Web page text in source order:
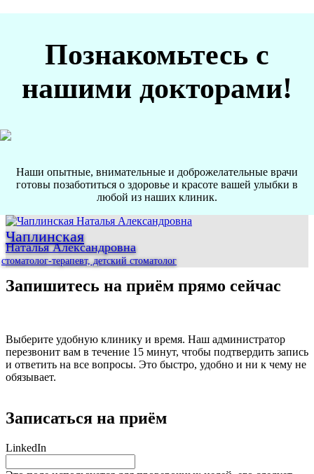
Познакомьтесь с
нашими докторами!
Наши опытные, внимательные и доброжелательные врачи
готовы позаботиться о здоровье и красоте вашей улыбки в
любой из наших клиник.
Чаплинская
Наталья Александровна
стоматолог-терапевт, детский стоматолог
Запишитесь на приём прямо сейчас
Выберите удобную клинику и время. Наш администратор
перезвонит вам в течение 15 минут, чтобы подтвердить запись
и ответить на все вопросы. Это быстро, удобно и ни к чему не
обязывает.
Записаться на приём
LinkedIn